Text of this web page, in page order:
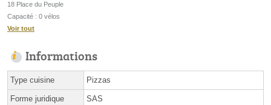
18 Place du Peuple
Capacité : 0 vélos
Voir tout
Informations
Type cuisine Pizzas
Forme juridique SAS